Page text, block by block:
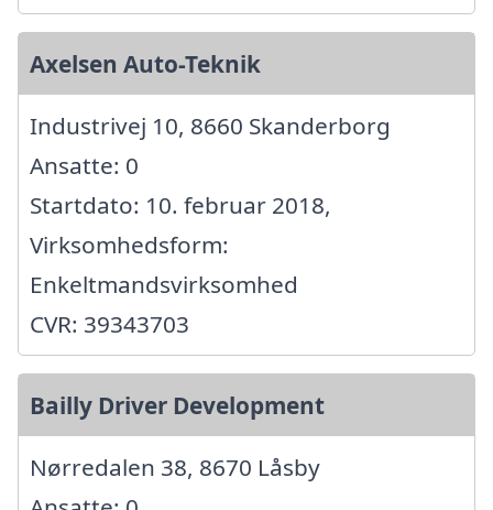
Axelsen Auto-Teknik
Industrivej 10, 8660 Skanderborg
Ansatte: 0
Startdato: 10. februar 2018,
Virksomhedsform:
Enkeltmandsvirksomhed
CVR: 39343703
Bailly Driver Development
Nørredalen 38, 8670 Låsby